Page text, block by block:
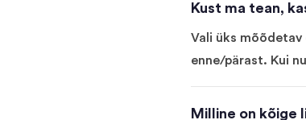
Kust ma tean,
Vali üks
enne/pärast. Kui
Milline on kõige